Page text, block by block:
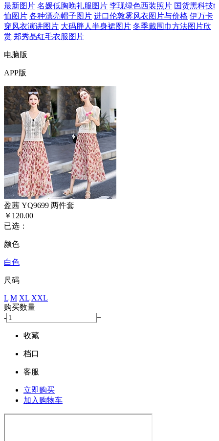
最新图片 名媛低胸晚礼服图片 李现绿色西装照片 国货黑科技t
恤图片 各种漂亮帽子图片 进口伦敦雾风衣图片与价格 伊万卡
穿风衣演讲图片 大码胖人半身裙图片 冬季戴围巾方法图片欣
赏 郑秀晶红毛衣服图片
电脑版
APP版
盈茜 YQ9699 两件套
￥120.00
已选：
颜色
白色
尺码
L M XL XXL
购买数量
-
+
收藏
档口
客服
立即购买
加入购物车